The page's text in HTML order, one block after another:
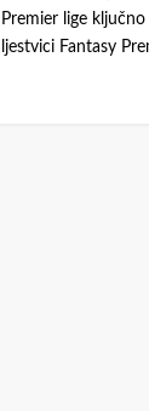
Premier lige
ljestvici Fantasy